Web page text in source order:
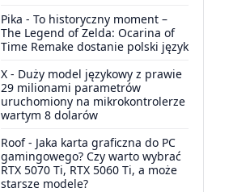
Pika - To historyczny moment –
The Legend of Zelda: Ocarina of
Time Remake dostanie polski język
X - Duży model językowy z prawie
29 milionami parametrów
uruchomiony na mikrokontrolerze
wartym 8 dolarów
Roof- Jaka karta graficzna do PC
gamingowego? Czy warto wybrać
RTX 5070 Ti, RTX 5060 Ti, a może
starsze modele?